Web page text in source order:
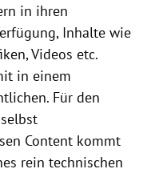
in ihren
Inhalte wie
Videos etc.
in einem
Für den
Content kommt
rein technischen